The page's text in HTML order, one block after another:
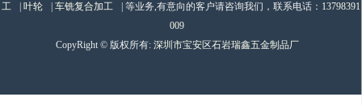
工
叶轮 车铣复合加工 | 等业务,有意向的客户请咨询我们，联系电话： 13798391
009
CopyRight © 版权所有: 深圳市宝安区石岩瑞鑫五金制品厂